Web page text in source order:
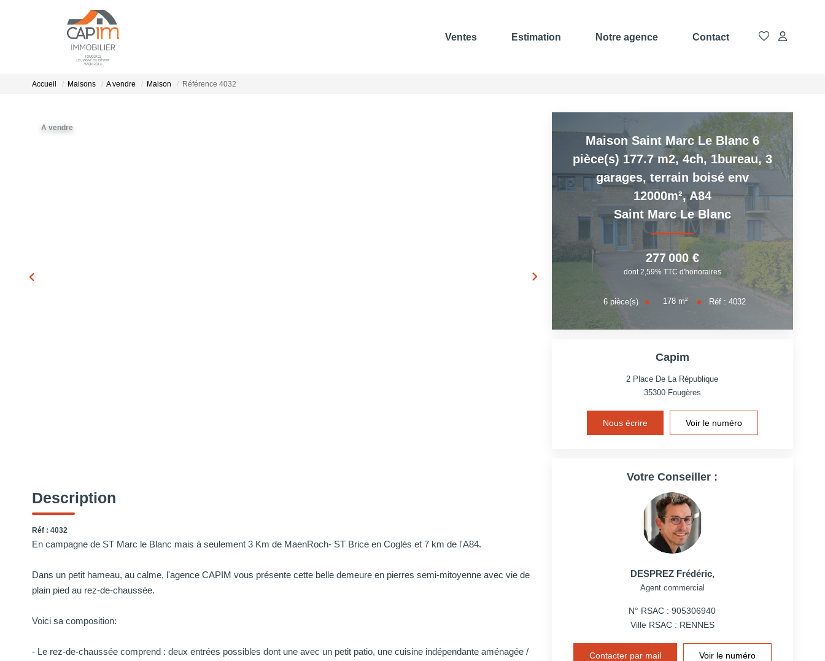
Ventes Estimation Notre agence Contact
Accueil Maisons A vendre Maison Référence 4032
A vendre
Description
Réf : 4032
En campagne de ST Marc le Blanc mais à seulement 3 Km de MaenRoch- ST Brice en Coglès et 7 km de l'A84.
Dans un petit hameau, au calme, l'agence CAPIM vous présente cette belle demeure en pierres semi-mitoyenne avec vie de
plain pied au rez-de-chaussée.
Voici sa composition:
- Le rez-de-chaussée comprend : deux entrées possibles dont une avec un petit patio, une cuisine indépendante aménagée /
Maison Saint Marc Le Blanc 6
pièce(s) 177.7 m2, 4ch, 1bureau, 3
garages, terrain boisé env
12000m², A84
Saint Marc Le Blanc
277 000 €
dont 2,59% TTC d'honoraires
6pièce(s) 178 m² Réf :4032
Capim
2 Place De La République
35300 Fougères
Nous écrire Voir le numéro
Votre Conseiller :
DESPREZ Frédéric,
Agent commercial
N° RSAC : 905306940
Ville RSAC : RENNES
Contacter par mail Voir le numéro